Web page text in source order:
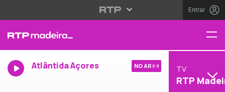
Entrar
Atlântida Açores NO AR TV
RTP